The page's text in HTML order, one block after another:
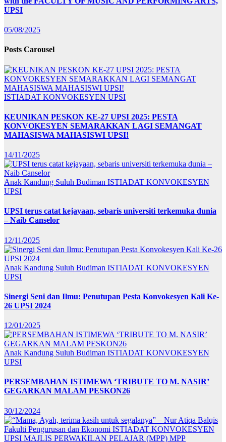
UPSI
05/08/2025
Posts Carousel
ISTIADAT KONVOKESYEN UPSI
KEUNIKAN PESKON KE-27 UPSI 2025: PESTA
KONVOKESYEN SEMARAKKAN LAGI SEMANGAT
MAHASISWA MAHASISWI UPSI!
14/11/2025
Anak Kandung Suluh Budiman ISTIADAT KONVOKESYEN
UPSI
UPSI terus catat kejayaan, sebaris universiti terkemuka dunia
– Naib Canselor
12/11/2025
Anak Kandung Suluh Budiman ISTIADAT KONVOKESYEN
UPSI
Sinergi Seni dan Ilmu: Penutupan Pesta Konvokesyen Kali Ke-
26 UPSI 2024
12/01/2025
Anak Kandung Suluh Budiman ISTIADAT KONVOKESYEN
UPSI
PERSEMBAHAN ISTIMEWA ‘TRIBUTE TO M. NASIR’
GEGARKAN MALAM PESKON26
30/12/2024
Fakulti Pengurusan dan Ekonomi ISTIADAT KONVOKESYEN
UPSI MAJLIS PERWAKILAN PELAJAR (MPP) MPP